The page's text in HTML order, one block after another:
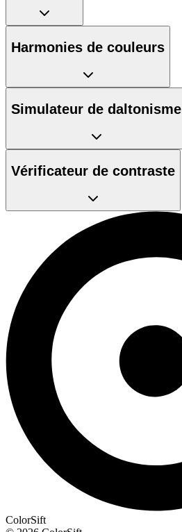
Harmonies de couleurs
Simulateur de daltonisme
Vérificateur de contraste
ColorSift